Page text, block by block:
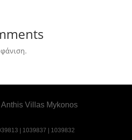
Villas Mykonos
| 1039837 | 1039832